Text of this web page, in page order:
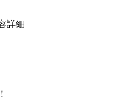
詳細